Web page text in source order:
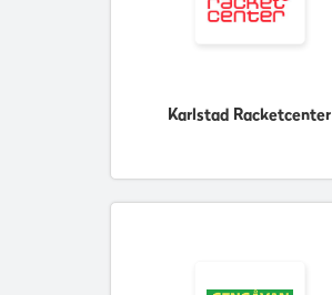
Karlstad Racketcenter